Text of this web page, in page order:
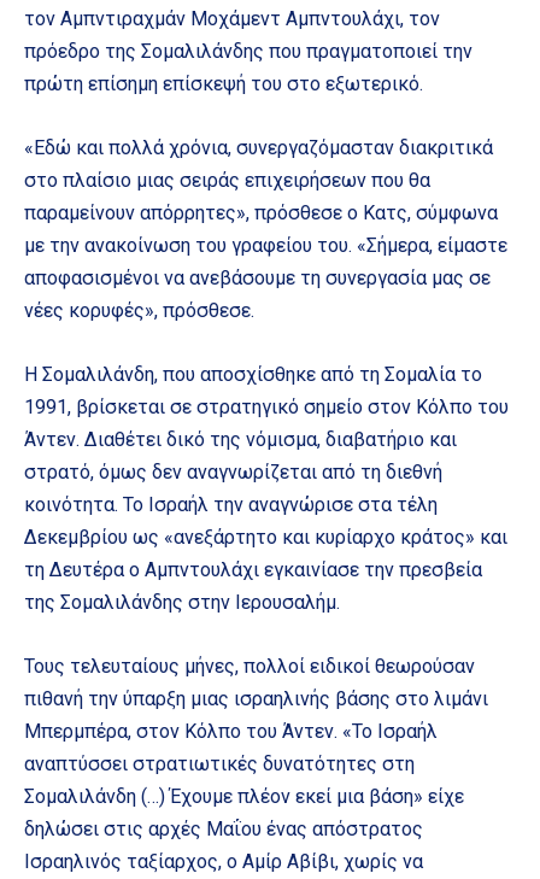
τον Αμπντιραχμάν Μοχάμεντ Αμπντουλάχι, τον
πρόεδρο της Σομαλιλάνδης που πραγματοποιεί την
πρώτη επίσημη επίσκεψή του στο εξωτερικό.
«Εδώ και πολλά χρόνια, συνεργαζόμασταν διακριτικά
στο πλαίσιο μιας σειράς επιχειρήσεων που θα
παραμείνουν απόρρητες», πρόσθεσε ο Κατς, σύμφωνα
με την ανακοίνωση του γραφείου του. «Σήμερα, είμαστε
αποφασισμένοι να ανεβάσουμε τη συνεργασία μας σε
νέες κορυφές», πρόσθεσε.
Η Σομαλιλάνδη, που αποσχίσθηκε από τη Σομαλία το
1991, βρίσκεται σε στρατηγικό σημείο στον Κόλπο του
Άντεν. Διαθέτει δικό της νόμισμα, διαβατήριο και
στρατό, όμως δεν αναγνωρίζεται από τη διεθνή
κοινότητα. Το Ισραήλ την αναγνώρισε στα τέλη
Δεκεμβρίου ως «ανεξάρτητο και κυρίαρχο κράτος» και
τη Δευτέρα ο Αμπντουλάχι εγκαινίασε την πρεσβεία
της Σομαλιλάνδης στην Ιερουσαλήμ.
Τους τελευταίους μήνες, πολλοί ειδικοί θεωρούσαν
πιθανή την ύπαρξη μιας ισραηλινής βάσης στο λιμάνι
Μπερμπέρα, στον Κόλπο του Άντεν. «Το Ισραήλ
αναπτύσσει στρατιωτικές δυνατότητες στη
Σομαλιλάνδη (…) Έχουμε πλέον εκεί μια βάση» είχε
δηλώσει στις αρχές Μαΐου ένας απόστρατος
Ισραηλινός ταξίαρχος, ο Αμίρ Αβίβι, χωρίς να